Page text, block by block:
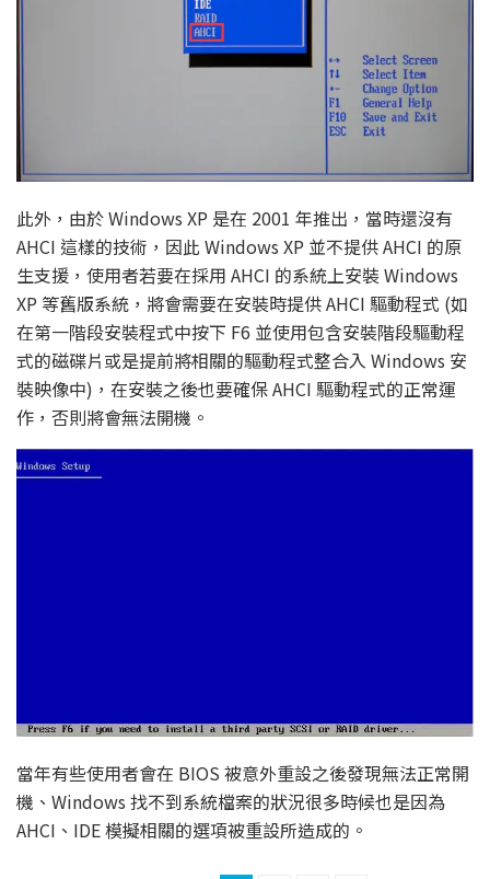
此外，由於 Windows XP 是在 2001 年推出，當時還沒有
AHCI 這樣的技術，因此 Windows XP 並不提供 AHCI 的原
生支援，使用者若要在採用 AHCI 的系統上安裝 Windows
XP 等舊版系統，將會需要在安裝時提供 AHCI 驅動程式 (如
在第一階段安裝程式中按下 F6 並使用包含安裝階段驅動程
式的磁碟片或是提前將相關的驅動程式整合入 Windows 安
裝映像中)，在安裝之後也要確保 AHCI 驅動程式的正常運
作，否則將會無法開機。
當年有些使用者會在 BIOS 被意外重設之後發現無法正常開
機、Windows 找不到系統檔案的狀況很多時候也是因為
AHCI、IDE 模擬相關的選項被重設所造成的。